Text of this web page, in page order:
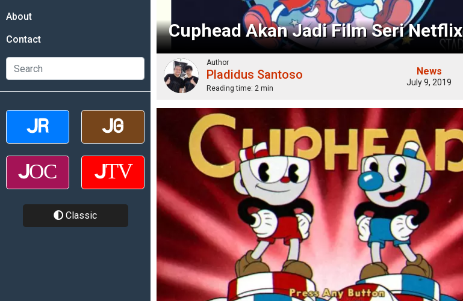
About
Contact
Classic
Cuphead Akan Jadi Film Seri Netflix
Author
Pladidus Santoso
Reading time: 2 min
News
July 9, 2019